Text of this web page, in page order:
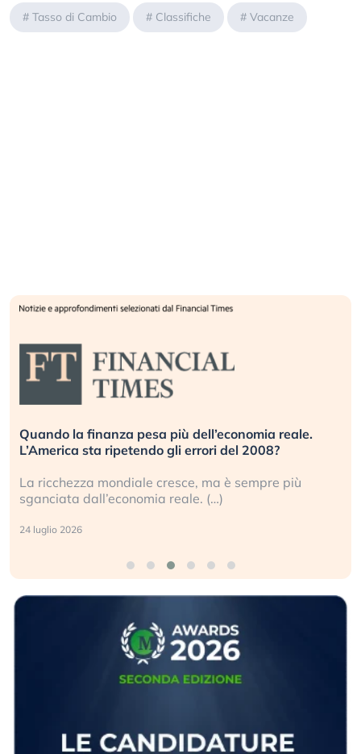
# Tasso di Cambio # Classifiche # Vacanze
Russia e Cina pronti a spegnere Starlink. Gli
investitori stanno sottovalutando il rischio?
Gli investitori tech continuano a ignorare il rischio
geopolitico: il (…)
17 luglio 2026